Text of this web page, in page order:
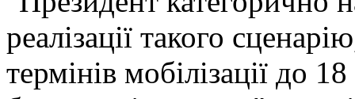
реалізації такого
термінів мобілізації до